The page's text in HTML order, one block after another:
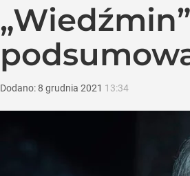
Dodano:8 grudnia 2021 13:34